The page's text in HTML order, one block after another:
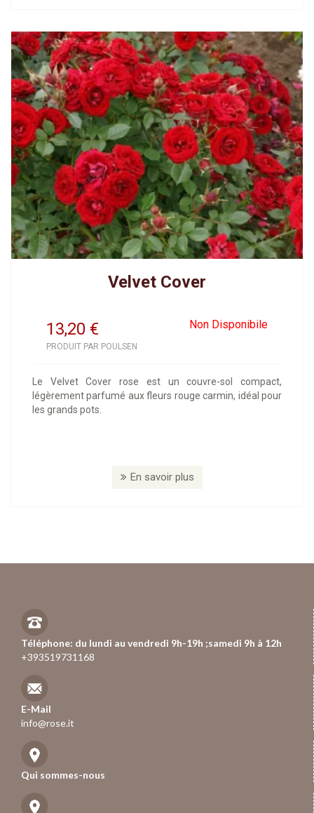
Velvet Cover
13,20 Non Disponibile
€
PRODUIT PAR POULSEN
Le Velvet Cover rose est un couvre-sol compact,
légèrement parfumé aux fleurs rouge carmin, idéal pour
les grands pots.
En savoir plus
Téléphone: du lundi au vendredi 9h-19h ;samedi 9h à 12h
+393519731168
E-Mail
info@rose.it
Qui sommes-nous